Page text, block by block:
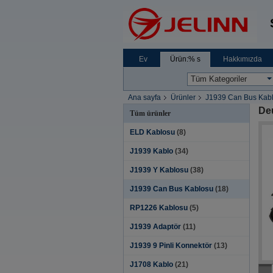
Ev Ürün:% s Hakkımızda
Ana sayfa Ürünler
J1939 Can Bus
Tüm ürünler
ELD Kablosu (8)
J1939 Kablo (34)
J1939 Y Kablosu (38)
J1939 Can Bus Kablosu (18)
RP1226 Kablosu (5)
J1939 Adaptör (11)
J1939 9 Pinli Konnektör (13)
J1708 Kablo (21)